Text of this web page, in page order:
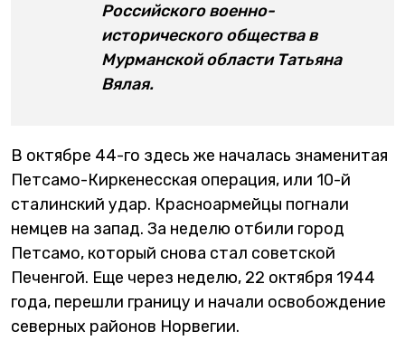
Российского военно-
исторического общества в
Мурманской области Татьяна
Вялая.
В октябре 44-го здесь же началась знаменитая
Петсамо-Киркенесская операция, или 10-й
сталинский удар. Красноармейцы погнали
немцев на запад. За неделю отбили город
Петсамо, который снова стал советской
Печенгой. Еще через неделю, 22 октября 1944
года, перешли границу и начали освобождение
северных районов Норвегии.